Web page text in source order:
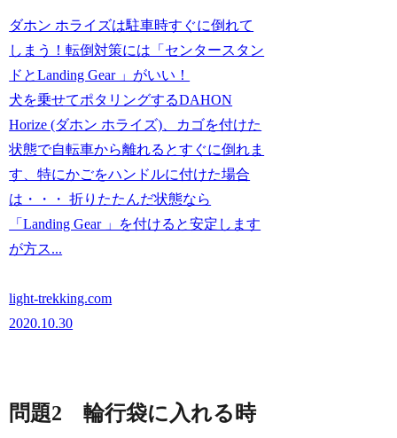
ダホン ホライズは駐車時すぐに倒れて
しまう！転倒対策には「センタースタン
ドとLanding Gear 」がいい！
犬を乗せてポタリングするDAHON
Horize (ダホン ホライズ)、カゴを付けた
状態で自転車から離れるとすぐに倒れま
す、特にかごをハンドルに付けた場合
は・・・ 折りたたんだ状態なら
「Landing Gear 」を付けると安定します
が方ス...
light-trekking.com
2020.10.30
問題2 輪行袋に入れる時